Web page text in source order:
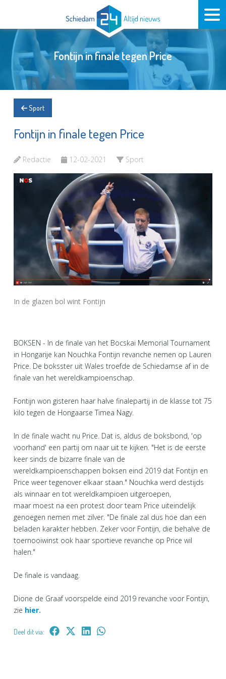
Fontijn in finale tegen Price
Sport
Fontijn in finale tegen Price
Redactie 12-02-2021 Sport
In de glazen bol wint Fontijn
BOKSEN - In de finale van het Bocskai Memorial Tournament
in Hongarije kan Nouchka Fontijn revanche nemen op Lauren
Price. De boksster uit Wales troefde de Schiedamse af in de
finale van het wereldkampioenschap.
Fontijn won gisteren haar halve finalepartij in de klasse tot 75
kilo tegen de Hongaarse Timea Nagy.
In de finale wacht nu Price. Dat is, aldus de boksbond, 'op
voorhand' een partij om naar uit te kijken. "Het is de eerste
keer sinds de bizarre finale van de
wereldkampioenschappen boksen eind 2019 dat Fontijn en
Price weer tegenover elkaar staan." Nouchka werd destijds
als winnaar en tot wereldkampioen uitgeroepen,
maar moest na een protest door team Price uiteindelijk
genoegen nemen met zilver. "De finale zal dus hoe dan een
beladen karakter hebben. Zeker voor Fontijn, die behalve de
toernooiwinst ook haar sportieve revanche op Price wil
halen."
De finale is vandaag.
Dione de Graaf voorspelde eind 2019 revanche voor Fontijn,
zie hier.
Deel dit via: